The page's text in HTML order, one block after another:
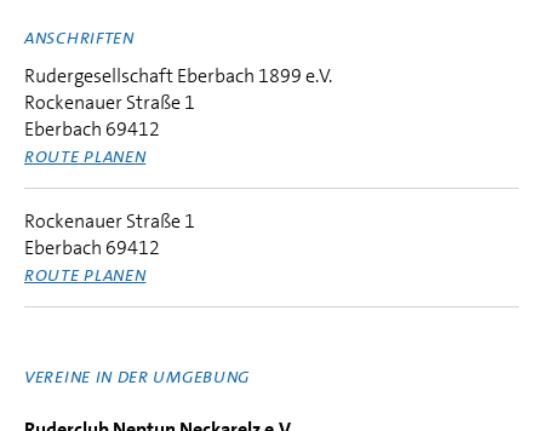
ANSCHRIFTEN
Rudergesellschaft Eberbach 1899 e.V.
Rockenauer Straße 1
Eberbach 69412
ROUTE PLANEN
Rockenauer Straße 1
Eberbach 69412
ROUTE PLANEN
VEREINE IN DER UMGEBUNG